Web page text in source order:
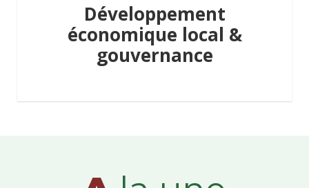
Développement
économique local &
gouvernance